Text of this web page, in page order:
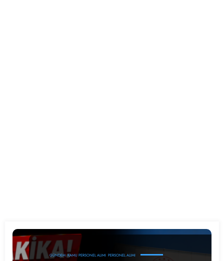
GÜNDEM KAMU PERSONEL ALIMI PERSONEL ALIMI